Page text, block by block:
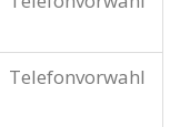
Telefonvorwahl